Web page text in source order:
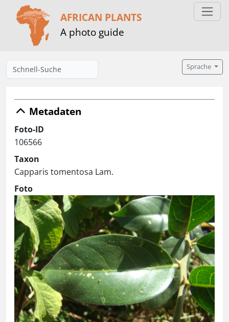
AFRICAN PLANTS
A photo guide
Sprache
Metadaten
Foto-ID
106566
Taxon
Capparis tomentosa Lam.
Foto